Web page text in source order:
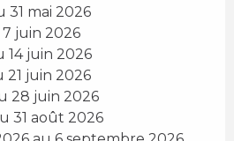
31 mai 2026
juin 2026
14 juin 2026
21 juin 2026
28 juin 2026
31 août 2026